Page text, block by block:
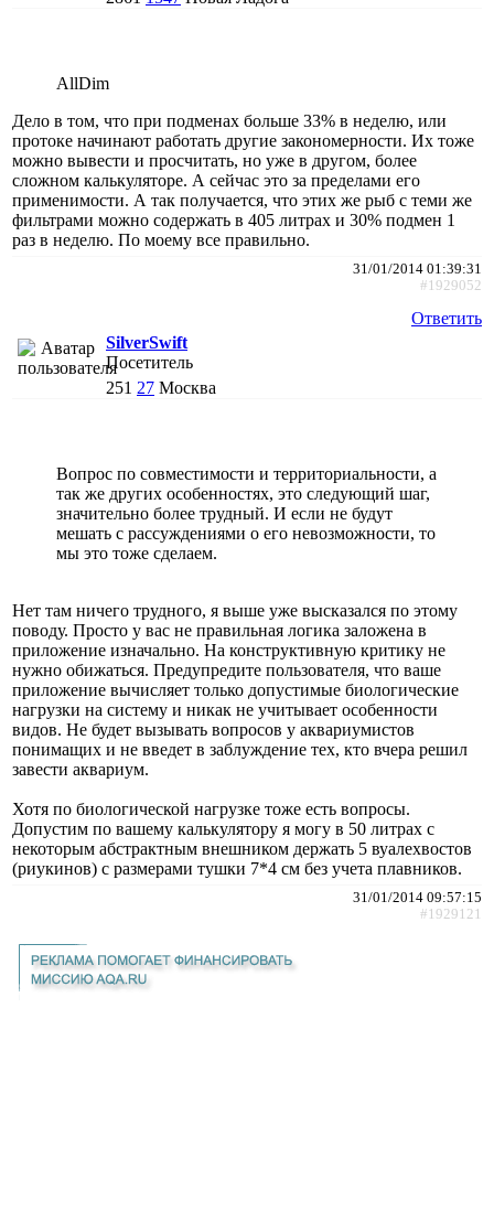
AllDim
Дело в том, что при подменах больше 33% в неделю, или
протоке начинают работать другие закономерности. Их тоже
можно вывести и просчитать, но уже в другом, более
сложном калькуляторе. А сейчас это за пределами его
применимости. А так получается, что этих же рыб с теми же
фильтрами можно содержать в 405 литрах и 30% подмен 1
раз в неделю. По моему все правильно.
31/01/2014 01:39:31
#1929052
Ответить
SilverSwift
Посетитель
251 27 Москва
Вопрос по совместимости и территориальности, а
так же других особенностях, это следующий шаг,
значительно более трудный. И если не будут
мешать с рассуждениями о его невозможности, то
мы это тоже сделаем.
Нет там ничего трудного, я выше уже высказался по этому
поводу. Просто у вас не правильная логика заложена в
приложение изначально. На конструктивную критику не
нужно обижаться. Предупредите пользователя, что ваше
приложение вычисляет только допустимые биологические
нагрузки на систему и никак не учитывает особенности
видов. Не будет вызывать вопросов у аквариумистов
понимащих и не введет в заблуждение тех, кто вчера решил
завести аквариум.
Хотя по биологической нагрузке тоже есть вопросы.
Допустим по вашему калькулятору я могу в 50 литрах с
некоторым абстрактным внешником держать 5 вуалехвостов
(риукинов) с размерами тушки 7*4 см без учета плавников.
31/01/2014 09:57:15
#1929121